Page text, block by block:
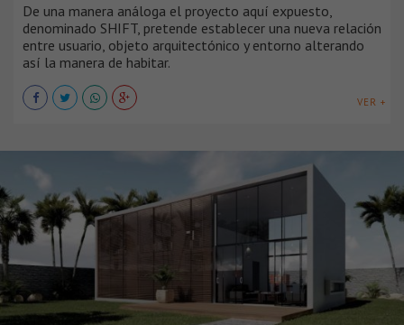
De una manera análoga el proyecto aquí expuesto,
denominado SHIFT, pretende establecer una nueva relación
entre usuario, objeto arquitectónico y entorno alterando
así la manera de habitar.
VER +